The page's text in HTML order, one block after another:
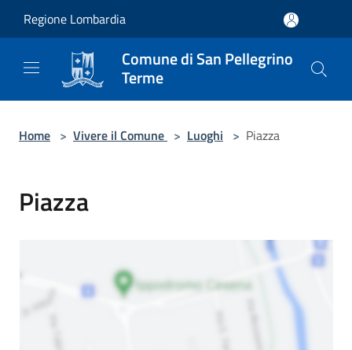
Regione Lombardia
Comune di San Pellegrino
Terme
Home > Vivere il Comune > Luoghi > Piazza
Piazza